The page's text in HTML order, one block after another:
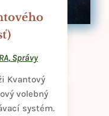
, Správy
Kvantový
volebný
systém.